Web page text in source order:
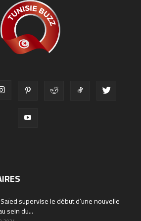
supervise le début d’une nouvelle
sein du...